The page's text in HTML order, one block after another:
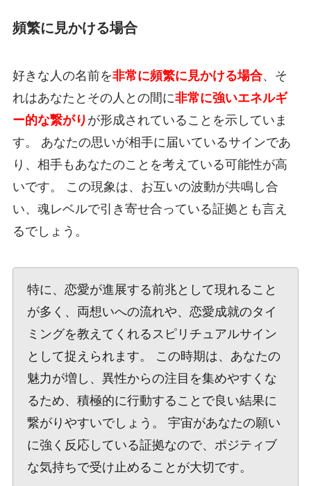
頻繁に見かける場合
好きな人の名前を非常に頻繁に見かける場合、そ
れはあなたとその人との間に非常に強いエネルギ
ー的な繋がり が形成されていることを示していま
す。 あなたの思いが相手に届いているサインであ
り、相手もあなたのことを考えている可能性が高
いです。 この現象は、お互いの波動が共鳴し合
い、魂レベルで引き寄せ合っている証拠とも言え
るでしょう。
特に、恋愛が進展する前兆として現れること
が多く、両想いへの流れや、恋愛成就のタイ
ミングを教えてくれるスピリチュアルサイン
として捉えられます。 この時期は、あなたの
魅力が増し、異性からの注目を集めやすくな
るため、積極的に行動することで良い結果に
繋がりやすいでしょう。 宇宙があなたの願い
に強く反応している証拠なので、ポジティブ
な気持ちで受け止めることが大切です。